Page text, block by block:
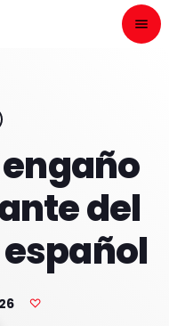
menu
engaño
del